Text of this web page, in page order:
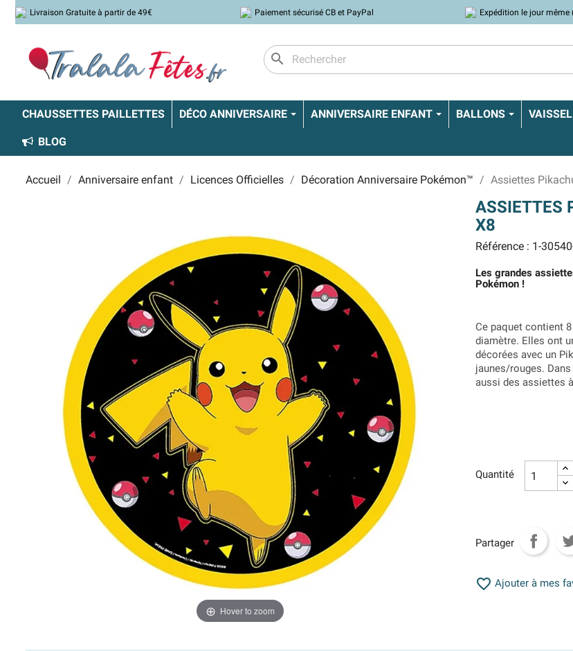
Livraison Gratuite à partir de 49€ Paiement sécurisé CB et PayPal Expédition le jour
search
CHAUSSETTES PAILLETTES DÉCO ANNIVERSAIRE ANNIVERSAIRE ENFANT BALLONS
BLOG
Accueil Anniversaire enfant Licences Officielles Décoration Anniversaire Pokémon™ Assiettes
Hover to zoom
ASSIETTES
X8
Référence : 1-
Les grandes
Pokémon !
Ce paquet contient 8
diamètre. Elles ont
décorées avec un
jaunes/rouges.
aussi des assiettes
Quantité
Partager
 Ajouter à mes